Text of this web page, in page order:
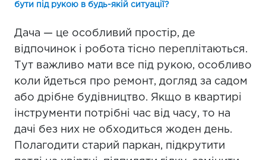
бути під рукою в будь-якій ситуації?
Дача — це особливий простір, де
відпочинок і робота тісно переплітаються.
Тут важливо мати все під рукою, особливо
коли йдеться про ремонт, догляд за садом
або дрібне будівництво. Якщо в квартирі
інструменти потрібні час від часу, то на
дачі без них не обходиться жоден день.
Полагодити старий паркан, підкрутити